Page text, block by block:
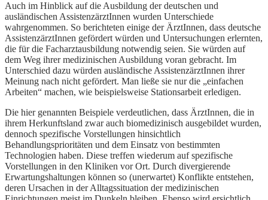
Auch im Hinblick auf die Ausbildung der deutschen und
ausländischen AssistenzärztInnen wurden Unterschiede
wahrgenommen. So berichteten einige der ÄrztInnen, dass deutsche
AssistenzärztInnen gefördert würden und Untersuchungen erlernten,
die für die Facharztausbildung notwendig seien. Sie würden auf
dem Weg ihrer medizinischen Ausbildung voran gebracht. Im
Unterschied dazu würden ausländische AssistenzärztInnen ihrer
Meinung nach nicht gefördert. Man ließe sie nur die „einfachen
Arbeiten“ machen, wie beispielsweise Stationsarbeit erledigen.
Die hier genannten Beispiele verdeutlichen, dass ÄrztInnen, die in
ihrem Herkunftsland zwar auch biomedizinisch ausgebildet wurden,
dennoch spezifische Vorstellungen hinsichtlich
Behandlungsprioritäten und dem Einsatz von bestimmten
Technologien haben. Diese treffen wiederum auf spezifische
Vorstellungen in den Kliniken vor Ort. Durch divergierende
Erwartungshaltungen können so (unerwartet) Konflikte entstehen,
deren Ursachen in der Alltagssituation der medizinischen